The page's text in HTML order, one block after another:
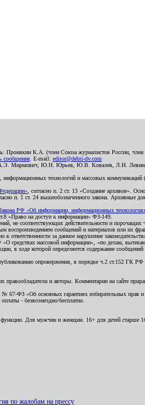
Пронякин К.А. (член Союза журналистов России,
сообщение . E-mail: editor@debri-dv.com
А.Э. Мирмович, Ю.Н. Юрьев, Ю.В. Ковалев, Л.Н.
технологий и массовых коммуникаций
, согласно п. 2 ст. 13 «Создание архивов».
п. 1 ст. 24 вышеобозначенного закона. Архивные
РФ «Об информации, информационных
«Право на доступ к информации» ФЗ-149.
не соответствующих действительности и
сообщений и материалов или их
за данное нарушение
массовой информации», «по делам,
в ходе которой определяется содержание сообщений
опровержения, в порядке ч.2 ст.152 ГК РФ -
правообладатели и авторы. Комментарии на сайте
ФЗ «Об основных гарантиях избирательных прав
- безвозмездно/бесплатно.
функции. Для мужчин и женщин. 16+ для детей старше